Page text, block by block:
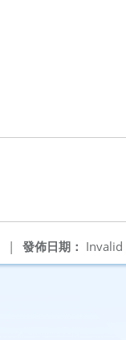
發佈日期： Invalid
|